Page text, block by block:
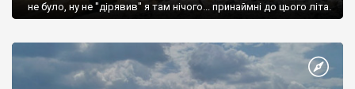
не було, ну не "дірявив" я там нічого... принаймні до цього літа.